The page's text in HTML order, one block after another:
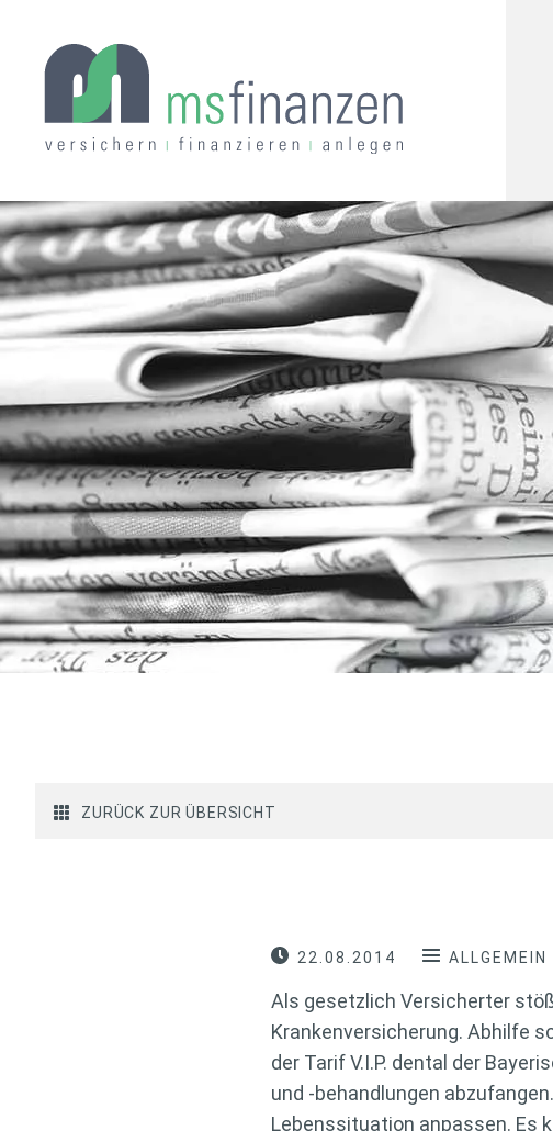
ZURÜCK ZUR ÜBERSICHT
22.08.2014 ALLGEMEIN
Als gesetzlich Versicherter
Krankenversicherung. Abhilfe
der Tarif V.I.P. dental der
und -behandlungen
Lebenssituation anpassen. Es